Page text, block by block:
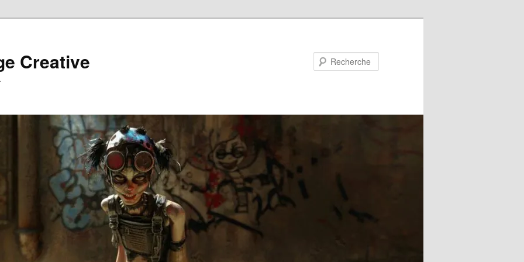
Creative